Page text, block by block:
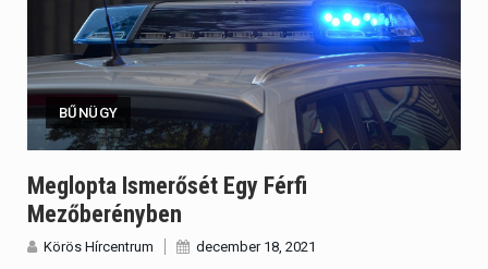
BŰNÜGY
Meglopta Ismerősét Egy Férfi
Mezőberényben
Körös Hírcentrum december 18, 2021